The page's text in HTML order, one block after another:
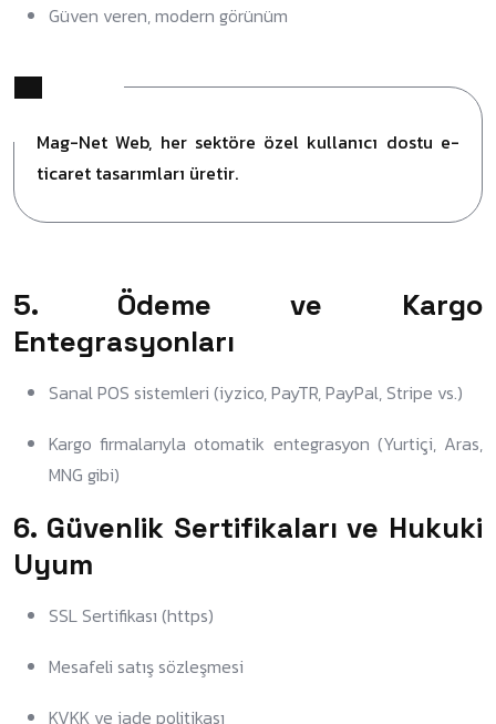
Güven veren, modern görünüm
Mag-Net Web, her sektöre özel kullanıcı dostu e-
ticaret tasarımları üretir.
5. Ödeme ve Kargo
Entegrasyonları
Sanal POS sistemleri (iyzico, PayTR, PayPal, Stripe vs.)
Kargo firmalarıyla otomatik entegrasyon (Yurtiçi, Aras,
MNG gibi)
6. Güvenlik Sertifikaları ve Hukuki
Uyum
SSL Sertifikası (https)
Mesafeli satış sözleşmesi
KVKK ve iade politikası